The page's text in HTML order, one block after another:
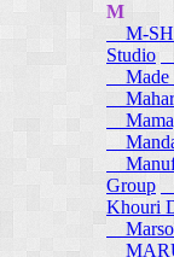
M
M-
Studio
Made
Group
Khouri